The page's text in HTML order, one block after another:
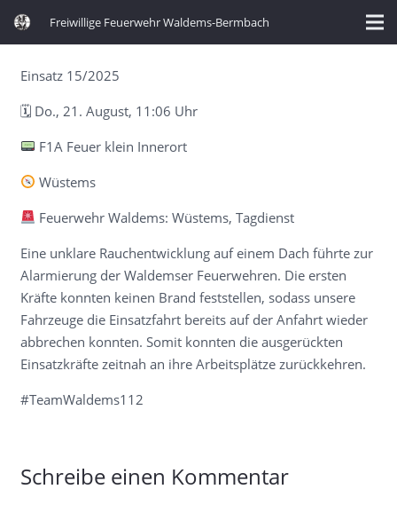
Freiwillige Feuerwehr Waldems-Bermbach
Einsatz 15/2025
🗓 Do., 21. August, 11:06 Uhr
F1A Feuer klein Innerort
Wüstems
Feuerwehr Waldems: Wüstems, Tagdienst
Eine unklare Rauchentwicklung auf einem Dach führte zur
Alarmierung der Waldemser Feuerwehren. Die ersten
Kräfte konnten keinen Brand feststellen, sodass unsere
Fahrzeuge die Einsatzfahrt bereits auf der Anfahrt wieder
abbrechen konnten. Somit konnten die ausgerückten
Einsatzkräfte zeitnah an ihre Arbeitsplätze zurückkehren.
#TeamWaldems112
Schreibe einen Kommentar